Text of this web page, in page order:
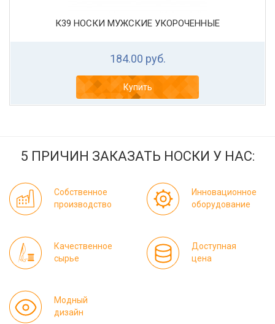
К39 НОСКИ МУЖСКИЕ УКОРОЧЕННЫЕ
184.00 руб.
Купить
5 ПРИЧИН ЗАКАЗАТЬ НОСКИ У НАС:
Собственное
производство
Инновационное
оборудование
Качественное
сырье
Доступная
цена
Модный
дизайн